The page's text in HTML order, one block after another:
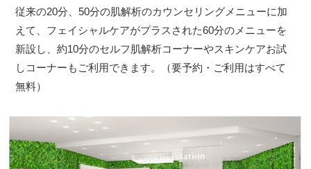
従来の20分、50分の肌解析のカウンセリングメニューに加
えて、フェイシャルケアがプラスされた60分のメニューを
新設し、約10分のセルフ肌解析コーナーやスキンケアお試
しコーナーもご利用できます。（要予約・ご利用はすべて
無料）